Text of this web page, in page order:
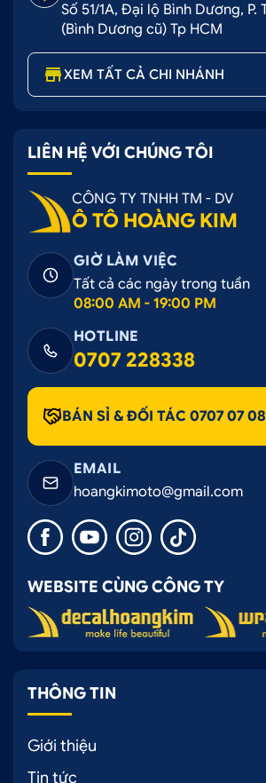
Số 51/1A, Đại lộ Bình Dương, P.
(Bình Dương cũ) Tp HCM
XEM TẤT CẢ CHI NHÁNH
LIÊN HỆ VỚI CHÚNG TÔI
CÔNG TY TNHH TM - DV
Ô TÔ HOÀNG KIM
GIỜ LÀM VIỆC
Tất cả các ngày trong tuần
08:00 AM - 19:00 PM
HOTLINE
0707 228338
BÁN SỈ & ĐỐI TÁC 0707 07
EMAIL
hoangkimoto@gmail.com
WEBSITE CÙNG CÔNG TY
THÔNG TIN
Giới thiệu
Tin tức